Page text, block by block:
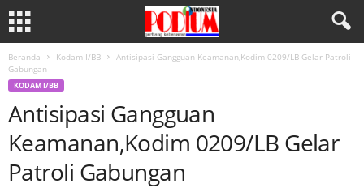
Beranda Kodam I/BB
Antisipasi Gangguan Keamanan,Kodim 0209/LB Gelar Patroli
Gabungan
KODAM I/BB
Antisipasi Gangguan
Keamanan,Kodim 0209/LB Gelar
Patroli Gabungan